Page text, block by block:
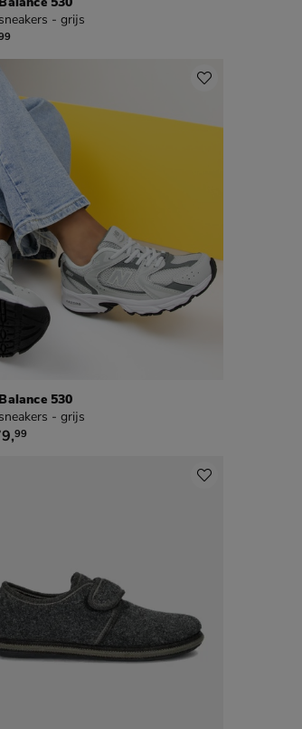
- grijs
530
- grijs
€ 79,99
,99